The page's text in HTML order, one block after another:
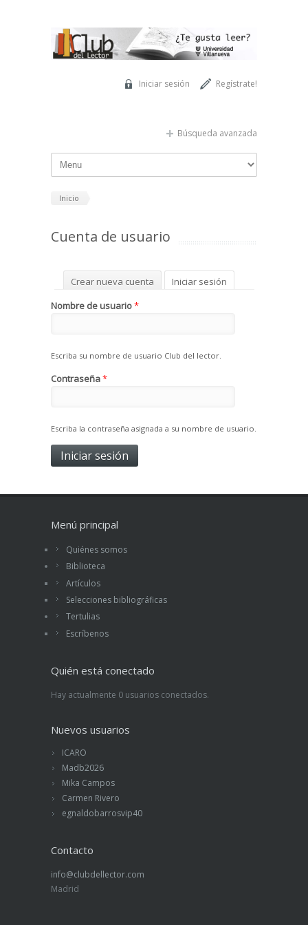
Regístrate!
Iniciar sesión
Búsqueda avanzada
Inicio
Cuenta de usuario
Solapas principales
Crear nueva cuenta Iniciar sesión
Solicitar una nueva contraseña
Nombre de usuario*
Escriba su nombre de usuario Club del lector.
Contraseña*
Escriba la contraseña asignada a su nombre de usuario.
Menú principal
Quiénes somos
Biblioteca
Artículos
Selecciones bibliográficas
Tertulias
Escríbenos
Quién está conectado
Hay actualmente 0 usuarios conectados.
Nuevos usuarios
ICARO
Madb2026
Mika Campos
Carmen Rivero
egnaldobarrosvip40
Contacto
info@clubdellector.com
Madrid